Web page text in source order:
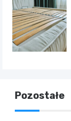
Pozostałe